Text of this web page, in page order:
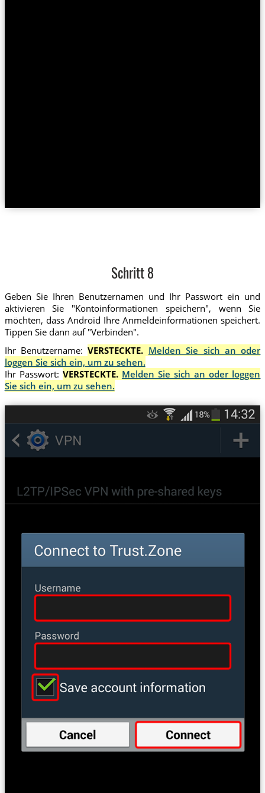
Schritt 8
Geben Sie Ihren Benutzernamen und Ihr Passwort ein und
aktivieren Sie "Kontoinformationen speichern", wenn Sie
möchten, dass Android Ihre Anmeldeinformationen speichert.
Tippen Sie dann auf "Verbinden".
Ihr Benutzername:VERSTECKTE. Melden Sie sich an oder
loggen Sie sich ein, um zu sehen.
Ihr Passwort: VERSTECKTE. Melden Sie sich an oder loggen
Sie sich ein, um zu sehen.